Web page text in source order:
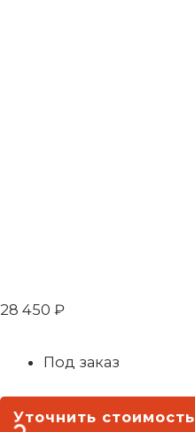
28 450 ₽
Под заказ
Уточнить стоимость